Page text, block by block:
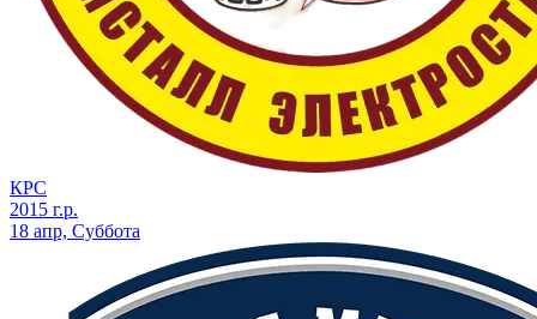
КРС
2015 г.р.
18 апр, Суббота